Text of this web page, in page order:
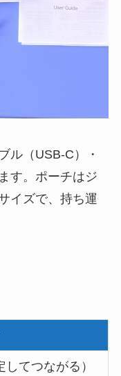
ル（USB-C）・
す。ポーチはジ
イズで、持ち運
してつながる）